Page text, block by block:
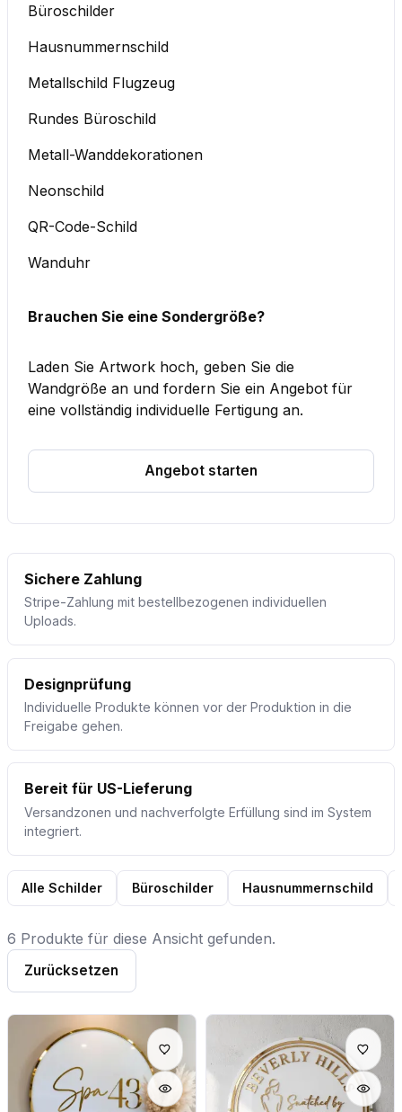
Büroschilder
Hausnummernschild
Metallschild Flugzeug
Rundes Büroschild
Metall-Wanddekorationen
Neonschild
QR-Code-Schild
Wanduhr
Brauchen Sie eine Sondergröße?
Laden Sie Artwork hoch, geben Sie die
Wandgröße an und fordern Sie ein Angebot für
eine vollständig individuelle Fertigung an.
Angebot starten
Sichere Zahlung
Stripe-Zahlung mit bestellbezogenen individuellen
Uploads.
Designprüfung
Individuelle Produkte können vor der Produktion in die
Freigabe gehen.
Bereit für US-Lieferung
Versandzonen und nachverfolgte Erfüllung sind im System
integriert.
Alle Schilder Büroschilder Hausnummernschild
6 Produkte für diese Ansicht gefunden.
Zurücksetzen